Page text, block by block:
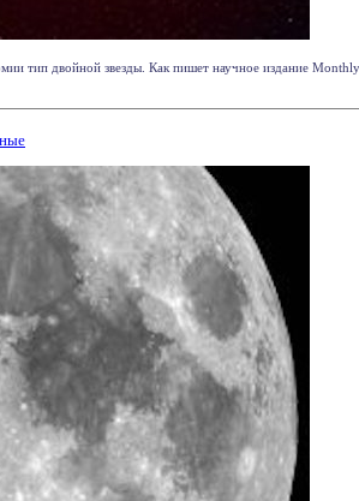
тип двойной звезды. Как пишет научное издание